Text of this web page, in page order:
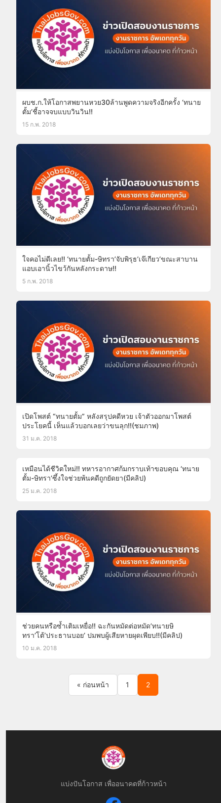
ผบช.ก.ให้โอกาสพยานหวย30ล้านพูดความจริงอีกครั้ง ‘ทนาย
ตั้ม’ชี้อาจจบแบบวินวิน!!
15 ก.พ. 2018
ใจคอไม่ดีเลย!! ‘ทนายตั้ม-ษิทรา’จับพิรุธ’เจ๊เกียว’ขณะสาบาน
แอบเอานิ้วไขว้กันหลังกระดาษ!!
5 ก.พ. 2018
เปิดโพสต์ “ทนายตั้ม” หลังสรุปคดีหวย เจ้าตัวออกมาโพสต์
ประโยคนี้ เห็นแล้วบอกเลยว่าขนลุก!!(ชมภาพ)
31 ม.ค. 2018
เหมือนได้ชีวิตใหม่!! ทหารอากาศก้มกราบเท้าขอบคุณ ‘ทนาย
ตั้ม-ษิทรา’ซึ้งใจช่วยพ้นคดีถูกยัดยา(มีคลิป)
25 ม.ค. 2018
ช่วยคนหรือซ้ำเติมเหยื่อ!! ฉะกันหมัดต่อหมัด’ทนายษิ
ทรา’โต้’ประธานบอย’ ปมพบผู้เสียหายผุดเพียบ!!(มีคลิป)
10 ม.ค. 2018
Posts pagination
« ก่อนหน้า 1 2
แบ่งปันโอกาส เพื่ออนาคตที่ก้าวหน้า